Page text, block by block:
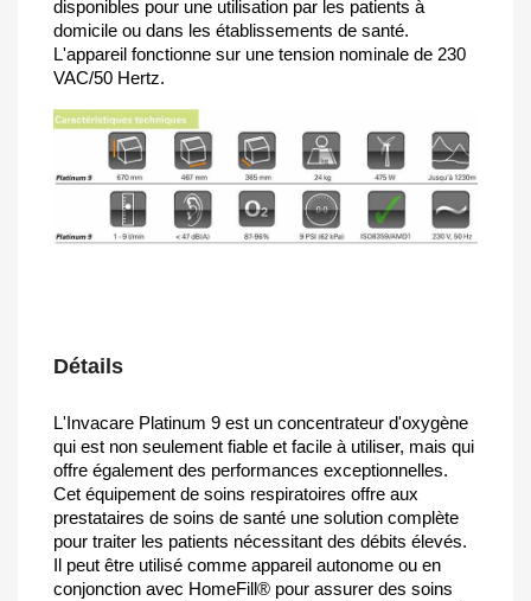
disponibles pour une utilisation par les patients à
domicile ou dans les établissements de santé.
L'appareil fonctionne sur une tension nominale de 230
VAC/50 Hertz.
Détails
L'Invacare Platinum 9 est un concentrateur d'oxygène
qui est non seulement fiable et facile à utiliser, mais qui
offre également des performances exceptionnelles.
Cet équipement de soins respiratoires offre aux
prestataires de soins de santé une solution complète
pour traiter les patients nécessitant des débits élevés.
Il peut être utilisé comme appareil autonome ou en
conjonction avec HomeFill® pour assurer des soins